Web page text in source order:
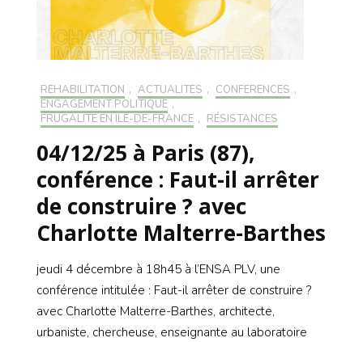
RÉHABILITATION , ACTUALITÉS , CONFÉRENCES ,
ENGAGEMENT POLITIQUE ,
FRUGALITÉ EN ILE-DE-FRANCE , RÉSISTANCES
04/12/25 à Paris (87),
conférence : Faut-il arrêter
de construire ? avec
Charlotte Malterre-Barthes
jeudi 4 décembre à 18h45 à l’ENSA PLV, une
conférence intitulée : Faut-il arrêter de construire ?
avec Charlotte Malterre-Barthes, architecte,
urbaniste, chercheuse, enseignante au laboratoire